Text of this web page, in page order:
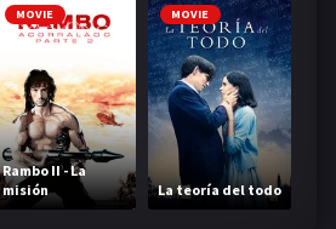
MOVIE
Rambo II - La
misión
MOVIE
La teoría del todo